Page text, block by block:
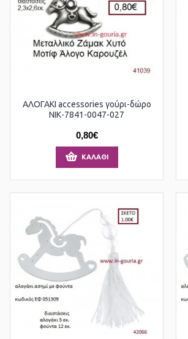
ΑΛΟΓΑΚΙ accessories γούρι-δώρο
ΝΙΚ-7841-0047-027
0,80€
ΚΑΛΆΘΙ